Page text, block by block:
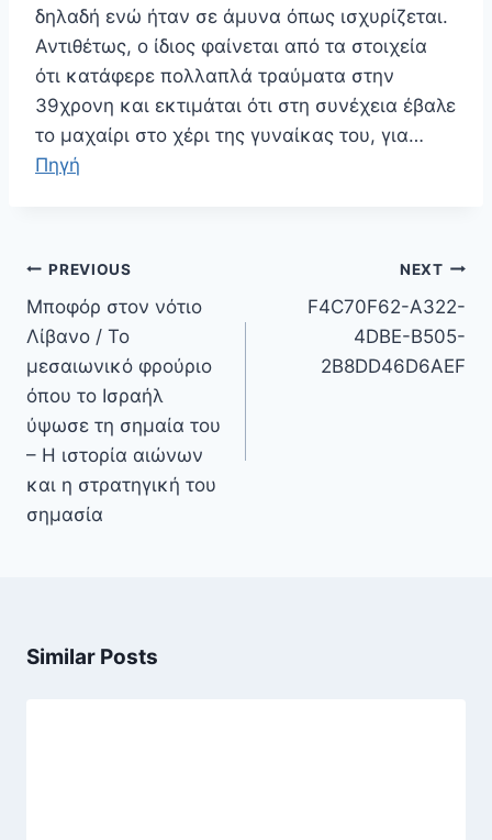
δηλαδή ενώ ήταν σε άμυνα όπως ισχυρίζεται.
Αντιθέτως, ο ίδιος φαίνεται από τα στοιχεία
ότι κατάφερε πολλαπλά τραύματα στην
39χρονη και εκτιμάται ότι στη συνέχεια έβαλε
το μαχαίρι στο χέρι της γυναίκας του, για…
Πηγή
Πλοήγηση
άρθρων
PREVIOUS
Μποφόρ στον νότιο
Λίβανο / Το
μεσαιωνικό φρούριο
όπου το Ισραήλ
ύψωσε τη σημαία του
– Η ιστορία αιώνων
και η στρατηγική του
σημασία
NEXT
F4C70F62-A322-
4DBE-B505-
2B8DD46D6AEF
Similar Posts